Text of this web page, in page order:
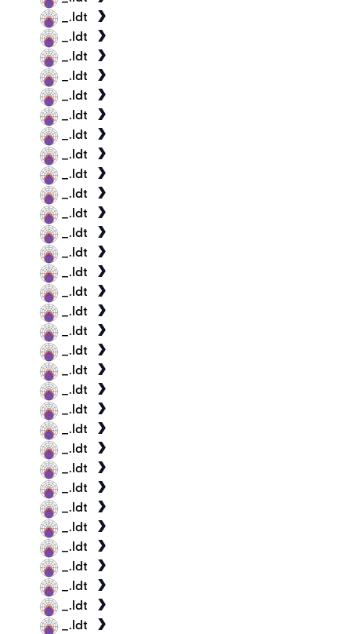
_.ldt
_.ldt
_.ldt
_.ldt
_.ldt
_.ldt
_.ldt
_.ldt
_.ldt
_.ldt
_.ldt
_.ldt
_.ldt
_.ldt
_.ldt
_.ldt
_.ldt
_.ldt
_.ldt
_.ldt
_.ldt
_.ldt
_.ldt
_.ldt
_.ldt
_.ldt
_.ldt
_.ldt
_.ldt
_.ldt
_.ldt
_.ldt